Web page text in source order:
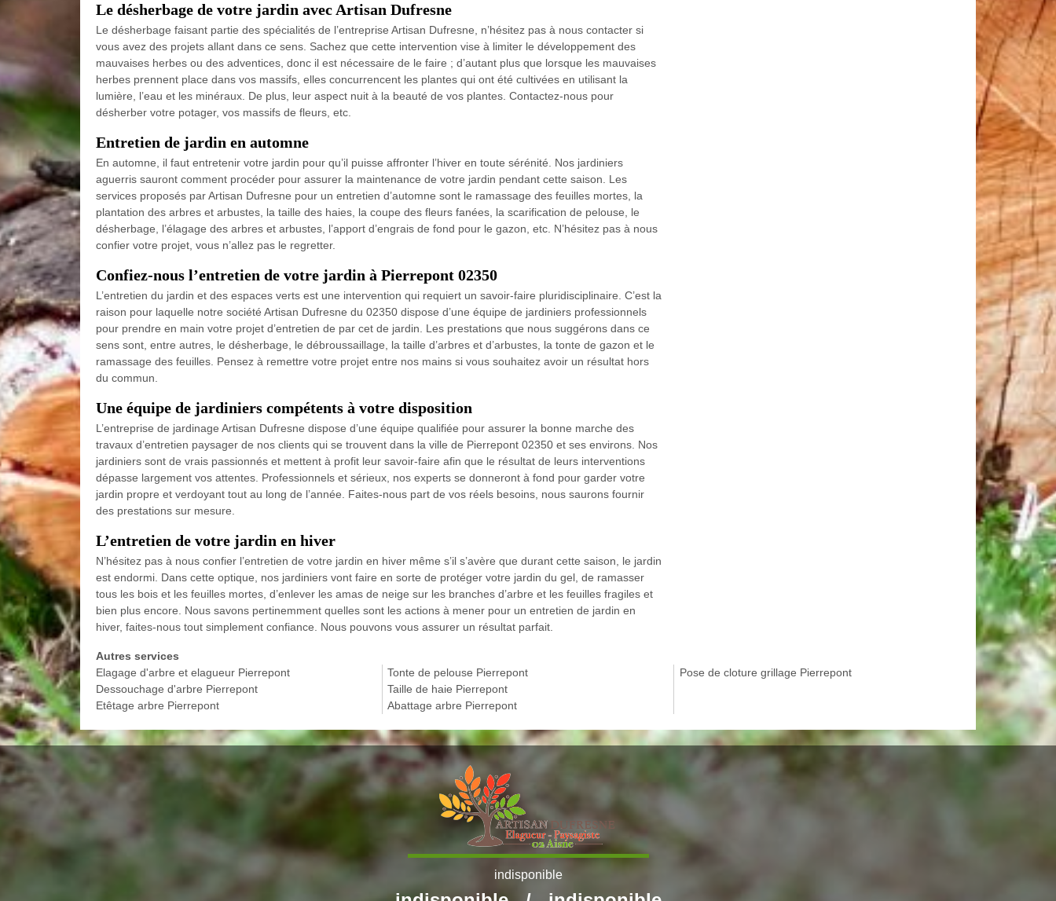
Le désherbage de votre jardin avec Artisan Dufresne
Le désherbage faisant partie des spécialités de l’entreprise Artisan Dufresne, n’hésitez pas à nous contacter si
vous avez des projets allant dans ce sens. Sachez que cette intervention vise à limiter le développement des
mauvaises herbes ou des adventices, donc il est nécessaire de le faire ; d’autant plus que lorsque les mauvaises
herbes prennent place dans vos massifs, elles concurrencent les plantes qui ont été cultivées en utilisant la
lumière, l’eau et les minéraux. De plus, leur aspect nuit à la beauté de vos plantes. Contactez-nous pour
désherber votre potager, vos massifs de fleurs, etc.
Entretien de jardin en automne
En automne, il faut entretenir votre jardin pour qu’il puisse affronter l’hiver en toute sérénité. Nos jardiniers
aguerris sauront comment procéder pour assurer la maintenance de votre jardin pendant cette saison. Les
services proposés par Artisan Dufresne pour un entretien d’automne sont le ramassage des feuilles mortes, la
plantation des arbres et arbustes, la taille des haies, la coupe des fleurs fanées, la scarification de pelouse, le
désherbage, l’élagage des arbres et arbustes, l’apport d’engrais de fond pour le gazon, etc. N’hésitez pas à nous
confier votre projet, vous n’allez pas le regretter.
Confiez-nous l’entretien de votre jardin à Pierrepont 02350
L’entretien du jardin et des espaces verts est une intervention qui requiert un savoir-faire pluridisciplinaire. C’est la
raison pour laquelle notre société Artisan Dufresne du 02350 dispose d’une équipe de jardiniers professionnels
pour prendre en main votre projet d’entretien de par cet de jardin. Les prestations que nous suggérons dans ce
sens sont, entre autres, le désherbage, le débroussaillage, la taille d’arbres et d’arbustes, la tonte de gazon et le
ramassage des feuilles. Pensez à remettre votre projet entre nos mains si vous souhaitez avoir un résultat hors
du commun.
Une équipe de jardiniers compétents à votre disposition
L’entreprise de jardinage Artisan Dufresne dispose d’une équipe qualifiée pour assurer la bonne marche des
travaux d’entretien paysager de nos clients qui se trouvent dans la ville de Pierrepont 02350 et ses environs. Nos
jardiniers sont de vrais passionnés et mettent à profit leur savoir-faire afin que le résultat de leurs interventions
dépasse largement vos attentes. Professionnels et sérieux, nos experts se donneront à fond pour garder votre
jardin propre et verdoyant tout au long de l’année. Faites-nous part de vos réels besoins, nous saurons fournir
des prestations sur mesure.
L’entretien de votre jardin en hiver
N’hésitez pas à nous confier l’entretien de votre jardin en hiver même s’il s’avère que durant cette saison, le jardin
est endormi. Dans cette optique, nos jardiniers vont faire en sorte de protéger votre jardin du gel, de ramasser
tous les bois et les feuilles mortes, d’enlever les amas de neige sur les branches d’arbre et les feuilles fragiles et
bien plus encore. Nous savons pertinemment quelles sont les actions à mener pour un entretien de jardin en
hiver, faites-nous tout simplement confiance. Nous pouvons vous assurer un résultat parfait.
Autres services
Elagage d'arbre et elagueur Pierrepont
Dessouchage d'arbre Pierrepont
Etêtage arbre Pierrepont
Tonte de pelouse Pierrepont
Taille de haie Pierrepont
Abattage arbre Pierrepont
Pose de cloture grillage Pierrepont
indisponible